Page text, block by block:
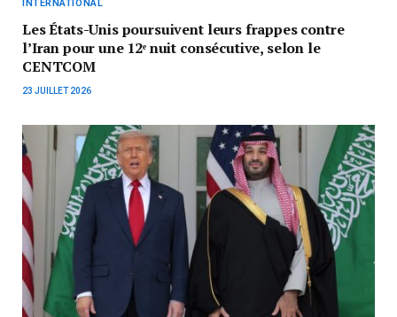
INTERNATIONAL
Les États-Unis poursuivent leurs frappes contre
l’Iran pour une 12ᵉ nuit consécutive, selon le
CENTCOM
23 JUILLET 2026